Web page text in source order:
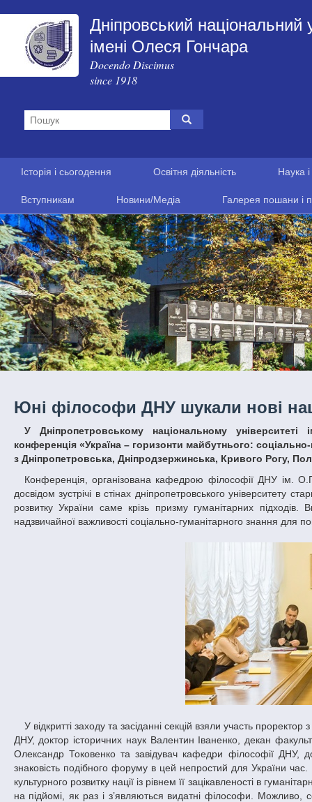
Дніпровський національний
імені Олеся Гончара
Docendo Discimus
since 1918
Історія і сьогодення Освітня діяльність Наука
Вступникам Новини/Медіа Галерея пошани і
Юні філософи ДНУ шукали нові
У Дніпропетровському національному університеті імені Олеся Гончара пройшла І Всеукраїнська науково-практична
конференція «Україна – горизонти майбутнього:
з Дніпропетровська, Дніпродзержинська, Кривого Рогу,
Конференція, організована кафедрою філософії ДНУ ім. О.Гончара за зразком популярних у вищій школі «Днів науки», стала першим
досвідом зустрічі в стінах дніпропетровського університету
розвитку України саме крізь призму гуманітарних
надзвичайної важливості соціально-гуманітарного знання для
У відкритті заходу та засіданні секцій взяли участь проректор з науково-педагогічної роботи у сфері гуманітарної освіти та виховання молоді
ДНУ, доктор історичних наук Валентин Іваненко, декан
Олександр Токовенко та завідувач кафедри філософії ДНУ,
знаковість подібного форуму в цей непростий для України
культурного розвитку нації із рівнем її зацікавленості в
на підйомі, як раз і з’являються видатні філософи.